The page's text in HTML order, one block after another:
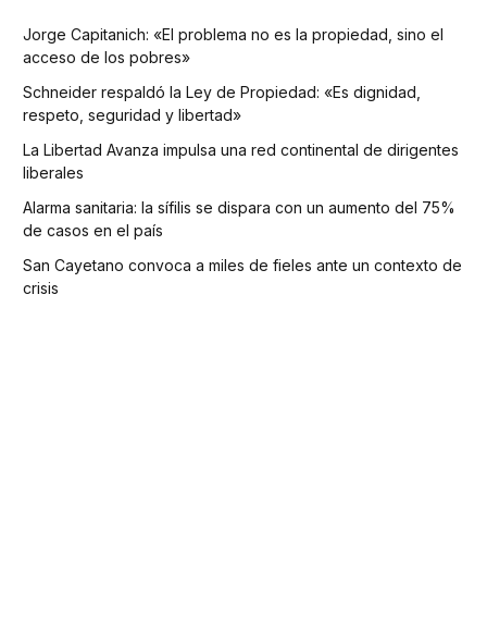
Jorge Capitanich: «El problema no es la propiedad, sino el
acceso de los pobres»
Schneider respaldó la Ley de Propiedad: «Es dignidad,
respeto, seguridad y libertad»
La Libertad Avanza impulsa una red continental de dirigentes
liberales
Alarma sanitaria: la sífilis se dispara con un aumento del 75%
de casos en el país
San Cayetano convoca a miles de fieles ante un contexto de
crisis